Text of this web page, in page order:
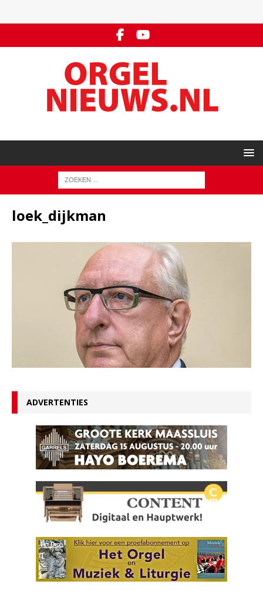
loek_dijkman
ADVERTENTIES